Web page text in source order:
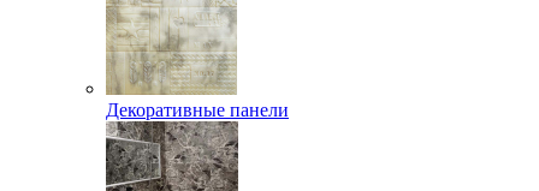
Декоративные панели